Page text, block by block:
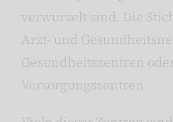
verwurzelt sind. Die
Arzt- und
Gesundheitszentren
Versorgungszentren.